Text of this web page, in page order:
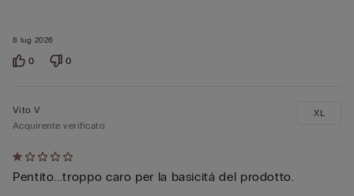
8 lug 2026
0 0
Valutato
1
Vito V
Acquirente verificato
Pentito...troppo caro per la basicitá del prodotto.
XL